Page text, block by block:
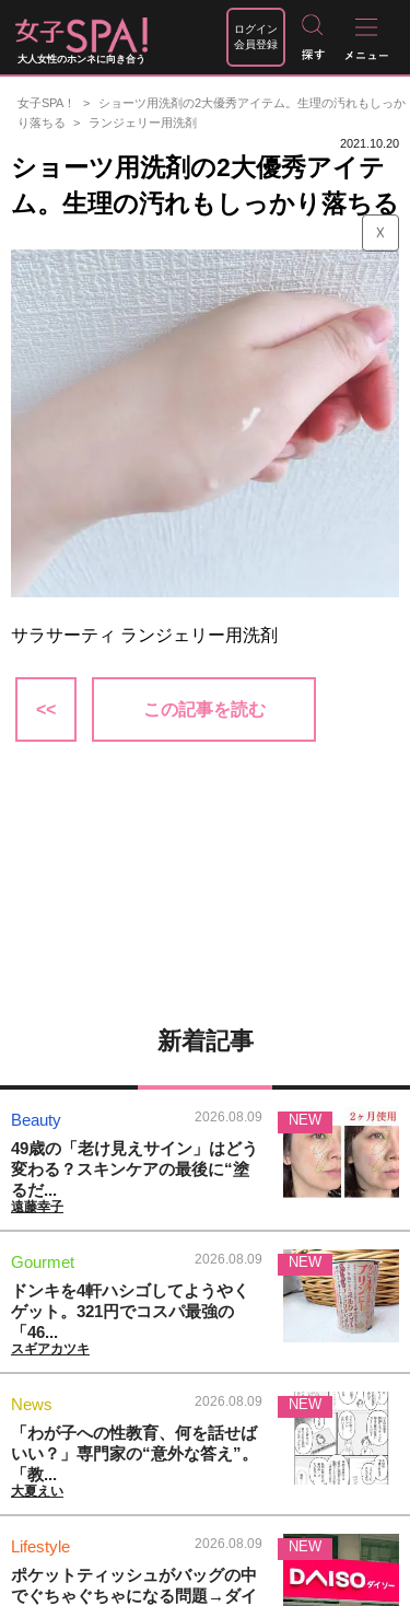
大人女性のホンネに向き合う
ログイン
会員登録
女子SPA！
ショーツ用洗剤の2大優秀アイテム。生理の汚れもしっか
り落ちる
ランジェリー用洗剤
2021.10.20
ショーツ用洗剤の2大優秀アイテ
ム。生理の汚れもしっかり落ちる
☓
サラサーティ ランジェリー用洗剤
<< この記事を読む
新着記事
Beauty 2026.08.09
49歳の「老け見えサイン」はどう
変わる？スキンケアの最後に“塗
るだ...
遠藤幸子
NEW
Gourmet 2026.08.09
ドンキを4軒ハシゴしてようやく
ゲット。321円でコスパ最強の
「46...
スギアカツキ
NEW
News 2026.08.09
「わが子への性教育、何を話せば
いい？」専門家の“意外な答え”。
「教...
大夏えい
NEW
Lifestyle 2026.08.09
ポケットティッシュがバッグの中
でぐちゃぐちゃになる問題→ダイ
NEW